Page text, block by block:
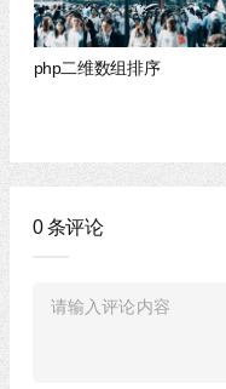
php二维数组排序
0条评论